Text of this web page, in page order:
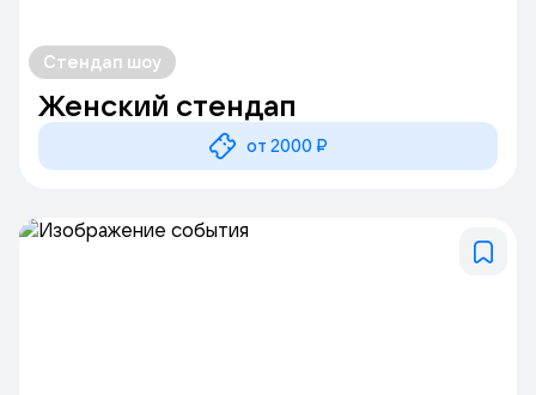
Стендап шоу
Женский стендап
от 2000 ₽